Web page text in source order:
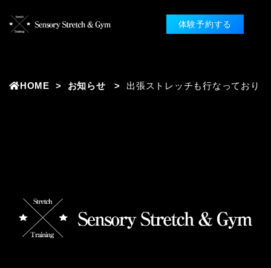
体験予約する
HOME お知らせ 出張ストレッチも行なっており